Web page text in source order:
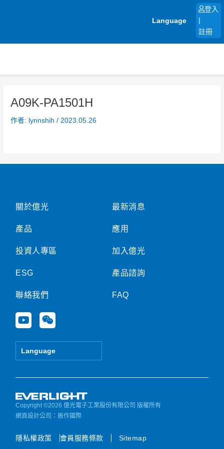
Language
登入
註冊
A09K-PA1501H
作者: lynnshih/ 2023.05.26
關於億光
產品
投資人專區
ESG
聯絡我們
Y
o
u
e
W
e
i
Language
最新消息
應用
加入億光
產品諮詢
FAQ
Copyright ©2026 億光電子工業股份有限公司 版權所有
網頁設計公司 ：振作國際
隱私權政策 會員服務條款 Sitemap